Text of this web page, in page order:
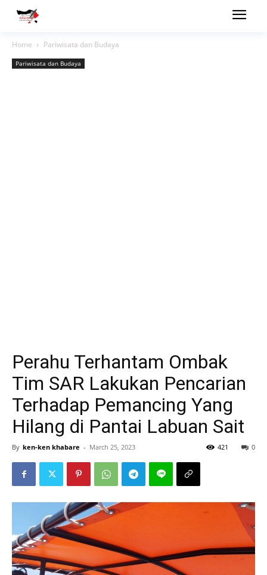
Home Pariwisata dan Budaya
Pariwisata dan Budaya
Perahu Terhantam Ombak
Tim SAR Lakukan Pencarian
Terhadap Pemancing Yang
Hilang di Pantai Labuan Sait
By ken-ken khabare - March 25, 2023 0
421